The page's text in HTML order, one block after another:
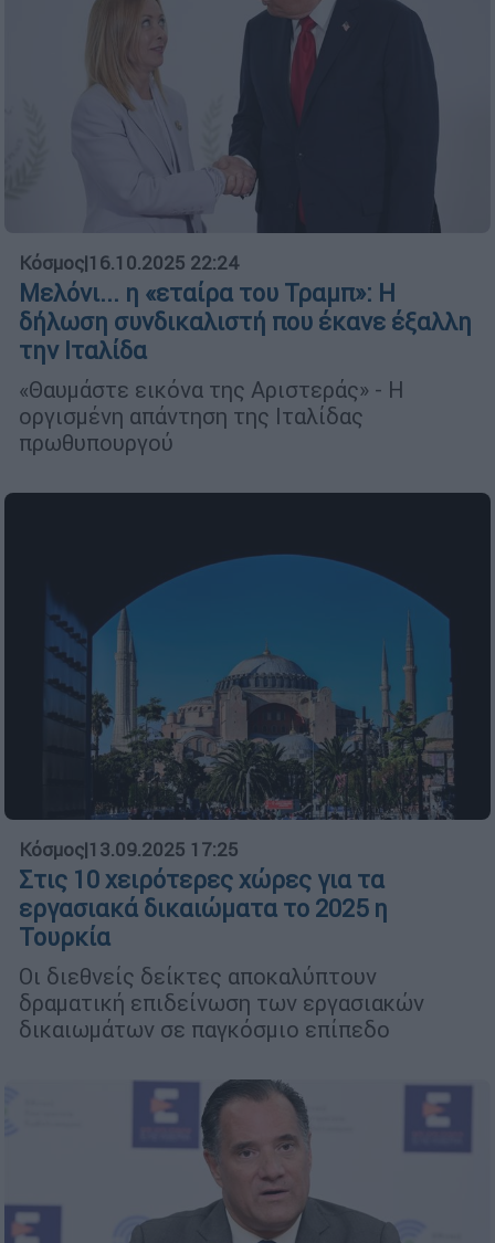
Κόσμος|16.10.2025 22:24
Μελόνι... η «εταίρα του Τραμπ»: Η
δήλωση συνδικαλιστή που έκανε έξαλλη
την Ιταλίδα
«Θαυμάστε εικόνα της Αριστεράς» - Η
οργισμένη απάντηση της Ιταλίδας
πρωθυπουργού
Κόσμος|13.09.2025 17:25
Στις 10 χειρότερες χώρες για τα
εργασιακά δικαιώματα το 2025 η
Τουρκία
Οι διεθνείς δείκτες αποκαλύπτουν
δραματική επιδείνωση των εργασιακών
δικαιωμάτων σε παγκόσμιο επίπεδο